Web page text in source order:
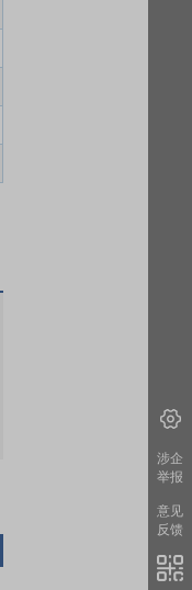
涉企
举报
意见
反馈